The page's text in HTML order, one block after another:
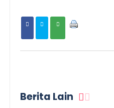
Berita Lain